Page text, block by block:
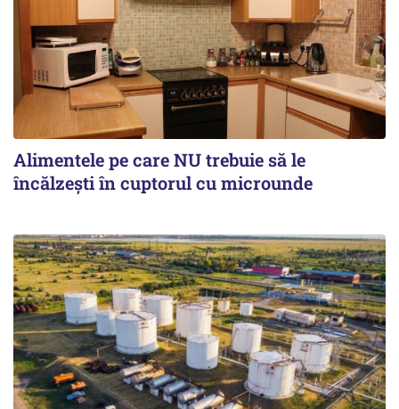
Alimentele pe care NU trebuie să le
încălzeşti în cuptorul cu microunde